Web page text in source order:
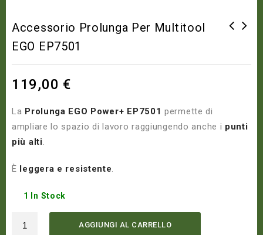
Accessorio Prolunga Per Multitool
EGO EP7501
119,00 €
La Prolunga EGO Power+ EP7501 permette di
ampliare lo spazio di lavoro raggiungendo anche i punti
più alti.
È leggera e resistente.
1 In Stock
AGGIUNGI AL CARRELLO